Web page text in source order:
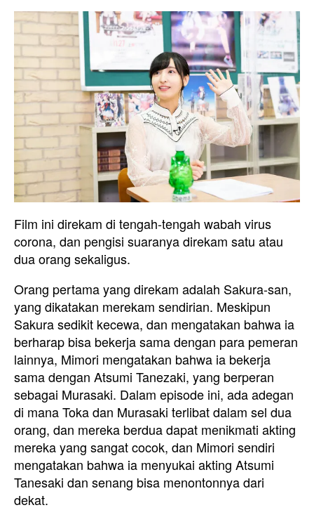
Film ini direkam di tengah-tengah wabah virus
corona, dan pengisi suaranya direkam satu atau
dua orang sekaligus.
Orang pertama yang direkam adalah Sakura-san,
yang dikatakan merekam sendirian. Meskipun
Sakura sedikit kecewa, dan mengatakan bahwa ia
berharap bisa bekerja sama dengan para pemeran
lainnya, Mimori mengatakan bahwa ia bekerja
sama dengan Atsumi Tanezaki, yang berperan
sebagai Murasaki. Dalam episode ini, ada adegan
di mana Toka dan Murasaki terlibat dalam sel dua
orang, dan mereka berdua dapat menikmati akting
mereka yang sangat cocok, dan Mimori sendiri
mengatakan bahwa ia menyukai akting Atsumi
Tanesaki dan senang bisa menontonnya dari
dekat.